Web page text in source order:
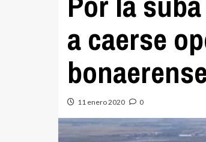
a caerse
11 enero 2020 0